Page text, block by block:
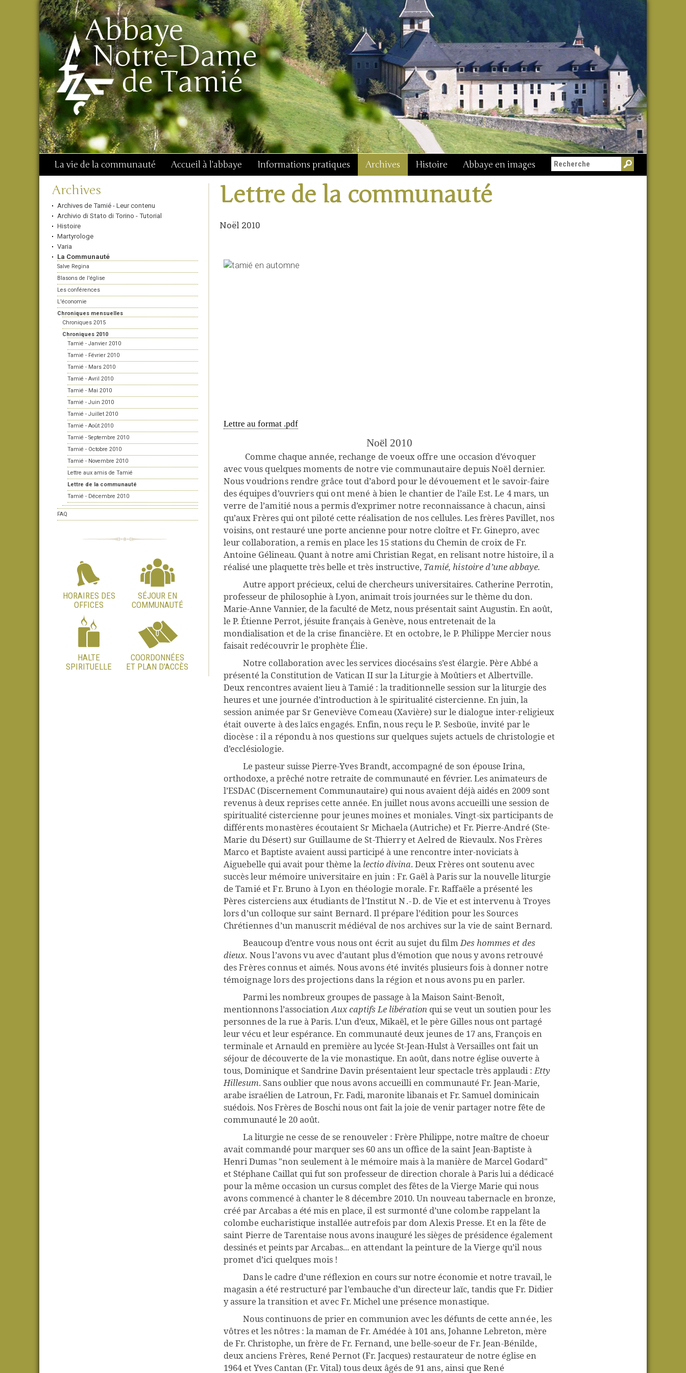
Aller
au
contenu.
|
Aller
à
navigation
Outils
personnels
Chercher par
Recherche
avancée…
La vie de la communauté Accueil à l'abbaye Informations pratiques Archives Histoire Abbaye en images
Navigation
Archives
Archives de Tamié - Leur contenu
Archivio di Stato di Torino - Tutorial
Histoire
Martyrologe
Varia
La Communauté
Salve Regina
Blasons de l'église
Les conférences
L'économie
Chroniques mensuelles
Chroniques 2015
Chroniques 2010
Tamié - Janvier 2010
Tamié - Février 2010
Tamié - Mars 2010
Tamié - Avril 2010
Tamié - Mai 2010
Tamié - Juin 2010
Tamié - Juillet 2010
Tamié - Août 2010
Tamié - Septembre 2010
Tamié - Octobre 2010
Tamié - Novembre 2010
Lettre aux amis de Tamié
Lettre de la communauté
Tamié - Décembre 2010
FAQ
HORAIRES DES
OFFICES
SÉJOUR EN
COMMUNAUTÉ
HALTE
SPIRITUELLE
COORDONNÉES
ET PLAN D'ACCÈS
Lettre de la communauté
Noël 2010
Lettre au format .pdf
Noël 2010
Comme chaque année, rechange de voeux offre une occasion d’évoquer
avec vous quelques moments de notre vie communautaire depuis Noël dernier.
Nous voudrions rendre grâce tout d’abord pour le dévouement et le savoir-faire
des équipes d’ouvriers qui ont mené à bien le chantier de l’aile Est. Le 4 mars, un
verre de l’amitié nous a permis d’exprimer notre reconnaissance à chacun, ainsi
qu’aux Frères qui ont piloté cette réalisation de nos cellules. Les frères Pavillet, nos
voisins, ont restauré une porte ancienne pour notre cloître et Fr. Ginepro, avec
leur collaboration, a remis en place les 15 stations du Chemin de croix de Fr.
Antoine Gélineau. Quant à notre ami Christian Regat, en relisant notre histoire, il a
réalisé une plaquette très belle ettrès instructive, Tamié, histoire d’une abbaye.
Autre apport précieux, celui de chercheurs universitaires. Catherine Perrotin,
professeur de philosophie àLyon, animait trois journées sur le thème du don.
Marie-Anne Vannier, de la faculté de Metz, nous présentaitsaint Augustin. En août,
le P. Étienne Perrot, jésuite français à Genève, nous entretenait de la
mondialisation etde la crise financière. Et en octobre, le P. Philippe Mercier nous
faisait redécouvrir le prophète Élie.
Notre collaboration avec les services diocésains s’est élargie. Père Abbé a
présenté la Constitution de VaticanII sur la LiturgieàMoûtiers et Albertville.
Deux rencontres avaient lieu à Tamié : la traditionnelle sessionsur la liturgie des
heures et une journée d’introduction à le spiritualité cistercienne. En juin, la
session animée par Sr Geneviève Comeau (Xavière) sur le dialogue inter-religieux
était ouverte à des laïcs engagés. Enfin, nous reçu le P. Sesboüe, invité par le
diocèse :ila répondu à nos questions sur quelques sujets actuels de christologie et
d’ecclésiologie.
Le pasteur suisse Pierre-Yves Brandt, accompagné de son épouse Irina,
orthodoxe, a prêché notre retraite de communauté en février. Les animateurs de
l’ESDAC (Discernement Communautaire) qui nous avaient déjàaidés en 2009 sont
revenus à deux reprises cette année. En juillet nous avons accueilli une session de
spiritualité cistercienne pour jeunes moines et moniales. Vingt-six participants de
différents monastères écoutaient Sr Michaela (Autriche) et Fr. Pierre-André (Ste-
Marie du Désert) sur Guillaume de St-Thierry et Aelred de Rievaulx. Nos Frères
Marco et Baptiste avaient aussi participé à une rencontre inter-noviciats à
Aiguebelle quiavait pour thème la lectio divina. Deux Frères ont soutenu avec
succès leur mémoire universitaire en juin : Fr. Gaël à Paris sur la nouvelle liturgie
de Tamié et Fr. Bruno à Lyon en théologie morale. Fr. Raffaële a présenté les
Pères cisterciens aux étudiants de l’InstitutN.-D. de Vie et est intervenu à Troyes
lors d’un colloque sur saint Bernard. Il prépare l’édition pour les Sources
Chrétiennes d’un manuscrit médiéval de nos archives sur la vie de saint Bernard.
Beaucoup d’entre vous nous ont écrit au sujet du filmDes hommes et des
dieux. Nous l’avons vu avec d’autant plus d’émotion que nous y avons retrouvé
des Frères connus et aimés. Nous avons été invités plusieurs fois à donner notre
témoignage lors des projections dans la région et nous avons pu en parler.
Parmi les nombreux groupes de passage à la Maison Saint-Benoît,
mentionnons l’associationAux captifs Le libérationqui se veut un soutien pour les
personnes de la rue à Paris. L’un d’eux, Mikaël, et le père Gilles nous ont partagé
leur vécu et leur espérance. En communauté deux jeunes de 17 ans, François en
terminale et Arnauld en première au lycée St-Jean-Hulst à Versailles ont fait un
séjour de découverte de la vie monastique. En août, dans notre église ouverte à
tous, Dominique et Sandrine Davin présentaient leur spectacle très applaudi :Etty
Hillesum. Sans oublier que nous avons accueilli en communauté Fr. Jean-Marie,
arabe israélien de Latroun, Fr. Fadi, maronite libanais et Fr. Samuel dominicain
suédois. Nos Frères de Boschi nous ont fait la joie de venir partager notre fête de
communauté le 20 août.
La liturgie ne cesse de se renouveler : Frère Philippe, notre maître de choeur
avait commandé pour marquer ses 60 ans un office de la saint Jean-Baptiste à
Henri Dumas "non seulement à le mémoire mais à la manière de Marcel Godard"
et Stéphane Caillat qui fut son professeur de direction chorale à Paris lui a dédicacé
pour la même occasion un cursus complet des fêtes de la Vierge Marie qui nous
avons commencé à chanter le 8 décembre 2010. Un nouveau tabernacle en bronze,
créé par Arcabasa été mis en place,il est surmonté d’une colombe rappelant la
colombe eucharistique installée autrefois par dom Alexis Presse. Et en la fête de
saint Pierre de Tarentaise nous avons inauguré les sièges de présidence également
dessinés et peints par Arcabas... en attendant la peinture de la Vierge qu’il nous
promet d’ici quelques mois !
Dans le cadre d’une réflexion en cours sur notre économie et notre travail, le
magasin a été restructuré par l’embauche d’un directeur laïc, tandis que Fr. Didier
y assure la transition et avec Fr. Michel une présence monastique.
Nous continuons de prier en communion avec les défunts de cette année, les
vôtres et les nôtres : la maman de Fr. Amédée à 101 ans, Johanne Lebreton, mère
de Fr. Christophe, un frère de Fr. Fernand, une belle-soeur de Fr. Jean-Bénilde,
deux anciens Frères, René Pernot (Fr. Jacques) restaurateur de notre église en
1964 et Yves Cantan (Fr. Vital) tous deux âgés de 91 ans, ainsi que René